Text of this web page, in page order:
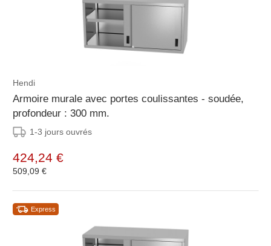
Hendi
Armoire murale avec portes coulissantes - soudée,
profondeur : 300 mm.
1-3 jours ouvrés
424,24 €
509,09 €
Express